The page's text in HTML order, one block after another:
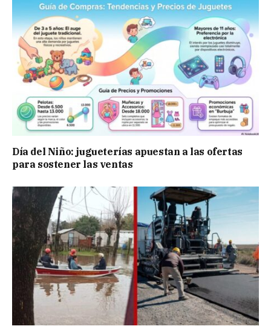
Día del Niño: jugueterías apuestan a las ofertas
para sostener las ventas